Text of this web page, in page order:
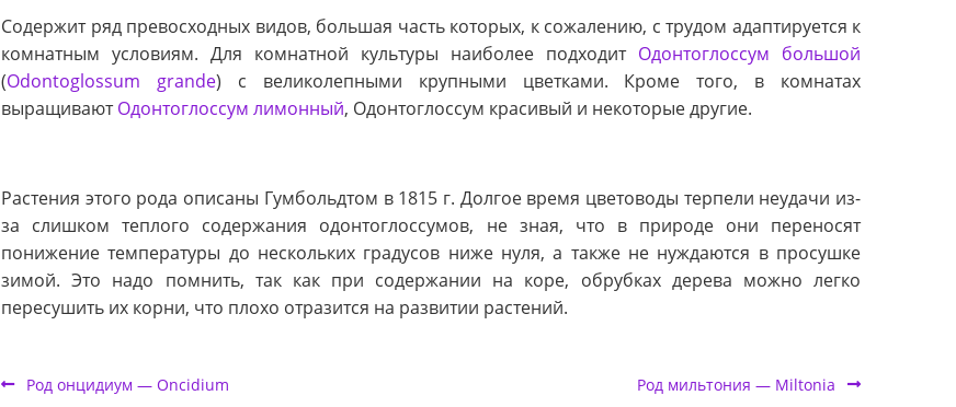
Содержит ряд превосходных видов, большая часть которых, к сожалению, с трудом адаптируется к
комнатным условиям. Для комнатной культуры наиболее подходит Одонтоглоссум большой
(Odontoglossum grande) с великолепными крупными цветками. Кроме того, в комнатах
выращиваютОдонтоглоссум лимонный, Одонтоглоссум красивый и некоторые другие.
Растения этого рода описаны Гумбольдтом в 1815 г. Долгое время цветоводы терпели неудачи из-
за слишком теплого содержания одонтоглоссумов, не зная, что в природе они переносят
понижение температуры до нескольких градусов ниже нуля, а также не нуждаются в просушке
зимой. Это надо помнить, так как при содержании на коре, обрубках дерева можно легко
пересушить их корни, что плохо отразится на развитии растений.
Род онцидиум — Oncidium Род мильтония — Miltonia